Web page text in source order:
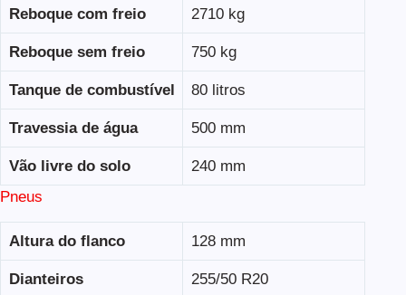
Reboque com freio 2710 kg
Reboque sem freio 750 kg
Tanque de combustível 80 litros
Travessia de água 500 mm
Vão livre do solo
240 mm
Pneus
Altura do flanco 128 mm
Dianteiros 255/50 R20